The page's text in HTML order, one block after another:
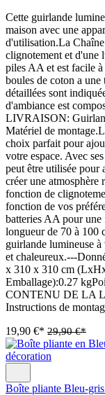
Cette guirlande
maison avec une
d'utilisation.La
clignotement et d'une
piles AA et est facile
boules de coton a
détaillées sont
d'ambiance est
LIVRAISON:
Matériel de
choix parfait pour
votre espace. Avec
peut être utilisée pour
créer une atmosphère
fonction de
fonction de vos
batteries AA pour
longueur de 70 à 100
guirlande lumineuse
et chaleureux.---
x 310 x 310 cm
Emballage):0.27
CONTENU DE LA
Instructions de
19,90 €* 29,90 €*
Boîte pliante Bleu-